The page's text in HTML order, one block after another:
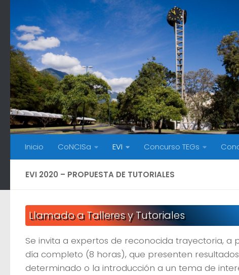
Skip to content
Inicio CoNCISa EVI Concurso TEGs
EVI 2020 – PROPUESTA DE TUTORIALES
Llamado a Talleres y Tutoriales
Se invita a expertos de reconocida trayectoria,
día completo (8 horas), que presenten
determinado o la introducción a un tema de